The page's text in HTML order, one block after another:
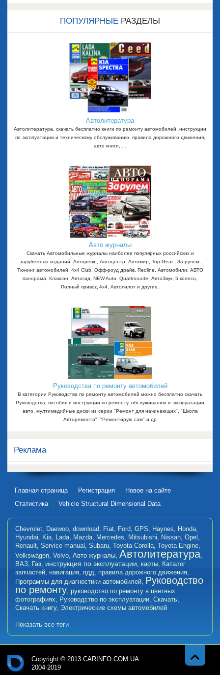
ПОПУЛЯРНЫЕ РАЗДЕЛЫ
Автолитература
Автолитература, скачать бесплатно книги по ремонту автомобилей, инструкции
по эксплуатации и техническому обслуживанию, правила дорожного движения,
авто книги, ...
Авто журналы
Скачать Автомобильные журналы наиболее популярных российских и
зарубежных изданий: Авторевю, Автоцентр, Автомир, Top Gear , За рулем,
Тюнинг автомобилей, 4x4 Club, Офф-роуд драйв, Redline, Автомобили, АВТО
панорама, Клаксон, Автогид, NEW Auto, Quattroruote, АвтоЗвук, 5 колесо,
Полный привод 4х4, Автопилот и другие.
Руководства по ремонту автомобилей
В категории Руководства по ремонту автомобилей можно бесплатно скачать
Руководства, пособия и инструкции по ремонту, обслуживанию и эксплуатации
авто, мултимедийные диски из серии "Ремонт для начинающих", "Школа
Авторемонта", "Ремонтирую сам" и др
Реклама
Главная страница Регистрация
Новое на сайте
Статистика
Vehicle Structural Dimensional Data
Chevrolet, Daewoo, download, Fiat, Ford, GPS, Haynes, Honda,
Hyundai, Kia, Lada, Mazda, Mercedes, Mitsubishi, Nissan, Opel ,
Renault, Service manual , Subaru, Toyota Corolla, Toyota Engine,
Volkswagen, Volvo, Авто журналы, Автолитература,
ВАЗ, Газ, инструкция по эксплуатации, карты, Каталог
запчастей, навигация, пдд, правила дорожного движения,
Программы для диагностики автомобилей, Руководство
по ремонту, руководство по ремонту в цветных
фотографиях, Руководство по эксплуатации, Скачать,
Скачать книгу, Электрические схемы автомобилей
Показать все теги
Copyright © 2013 CARINFO.COM.UA
2004-2019